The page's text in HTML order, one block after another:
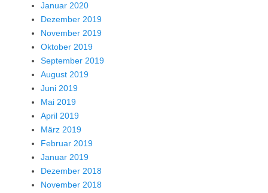
Januar 2020
Dezember 2019
November 2019
Oktober 2019
September 2019
August 2019
Juni 2019
Mai 2019
April 2019
März 2019
Februar 2019
Januar 2019
Dezember 2018
November 2018